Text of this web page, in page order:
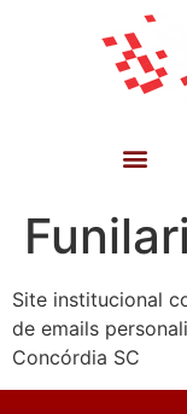
Site institucional
de emails
Concórdia SC